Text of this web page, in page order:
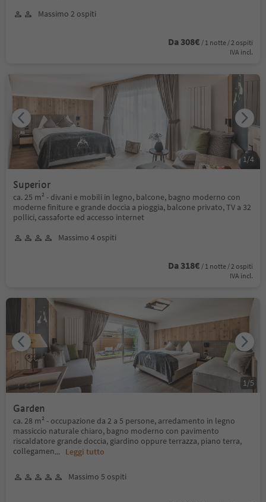
Massimo 2 ospiti
Da 308€ / 1 notte / 2 ospiti
IVA incl.
Superior
ca. 25 m² - divani e mobili in legno, balcone, bagno moderno con
moderne finiture e grande doccia a pioggia, balcone privato, TV a 32
pollici, cassaforte ed accesso internet
Massimo 4 ospiti
Da 318€ / 1 notte / 2 ospiti
IVA incl.
1/4
Garden
ca. 28 m² - occupazione da 2 a 5 persone, arredamento in legno
massiccio naturale chiaro, bagno moderno con pavimento
riscaldatore grande doccia, giardino oppure terrazza, piano terra,
collegamen... Leggi tutto
Massimo 5 ospiti
1/5